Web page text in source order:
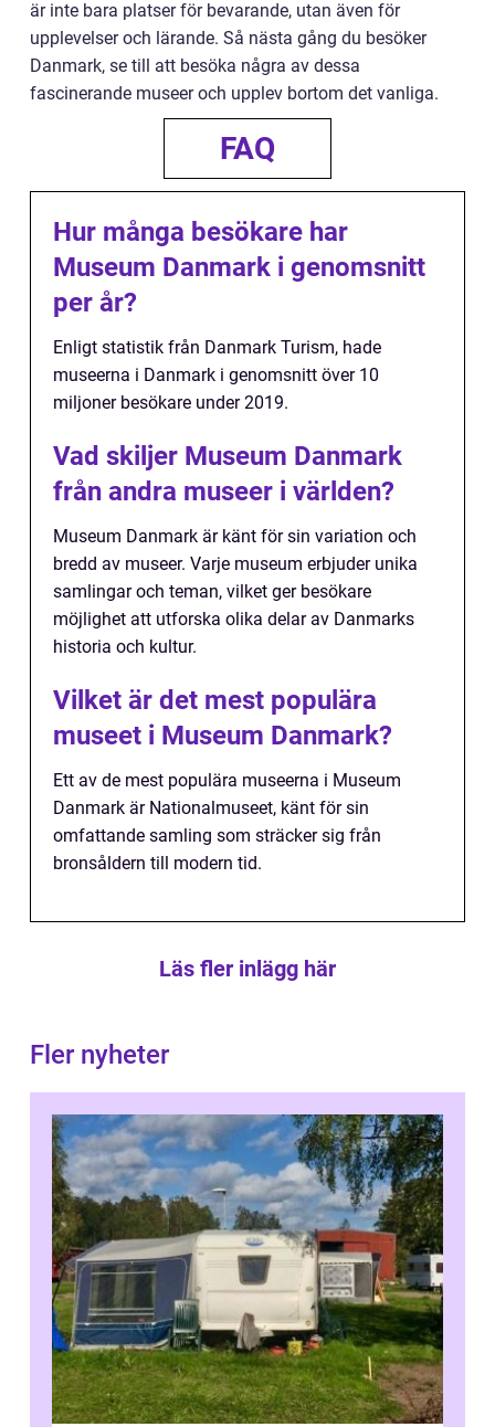
är inte bara platser för bevarande, utan även för
upplevelser och lärande. Så nästa gång du besöker
Danmark, se till att besöka några av dessa
fascinerande museer och upplev bortom det vanliga.
FAQ
Hur många besökare har
Museum Danmark i genomsnitt
per år?
Enligt statistik från Danmark Turism, hade
museerna i Danmark i genomsnitt över 10
miljoner besökare under 2019.
Vad skiljer Museum Danmark
från andra museer i världen?
Museum Danmark är känt för sin variation och
bredd av museer. Varje museum erbjuder unika
samlingar och teman, vilket ger besökare
möjlighet att utforska olika delar av Danmarks
historia och kultur.
Vilket är det mest populära
museet i Museum Danmark?
Ett av de mest populära museerna i Museum
Danmark är Nationalmuseet, känt för sin
omfattande samling som sträcker sig från
bronsåldern till modern tid.
Läs fler inlägg här
Fler nyheter